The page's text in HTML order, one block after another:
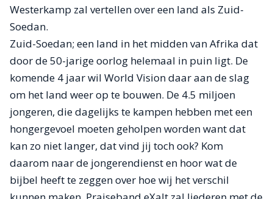
Westerkamp zal vertellen over een land als Zuid-
Soedan.
Zuid-Soedan; een land in het midden van Afrika dat
door de 50-jarige oorlog helemaal in puin ligt. De
komende 4 jaar wil World Vision daar aan de slag
om het land weer op te bouwen. De 4.5 miljoen
jongeren, die dagelijks te kampen hebben met een
hongergevoel moeten geholpen worden want dat
kan zo niet langer, dat vind jij toch ook? Kom
daarom naar de jongerendienst en hoor wat de
bijbel heeft te zeggen over hoe wij het verschil